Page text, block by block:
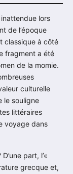
lors
de l’époque
classique à côté
fragment a été
de la momie.
culturelle
le souligne
littéraires
voyage dans
part, l’«
grecque et,